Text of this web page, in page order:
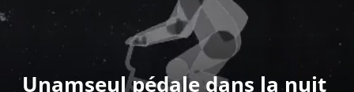
Unamseul pédale dans la nuit